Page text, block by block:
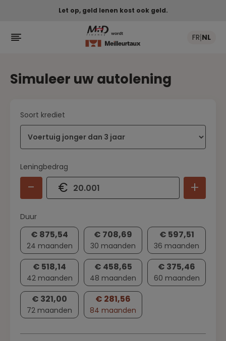
Let op, geld lenen kost ook geld.
 FR NL
Simuleer uw autolening
Soort krediet
Leningbedrag
- € +
Duur
€ 875,54
24 maanden
€ 708,69
30 maanden
€ 597,51
36 maanden
€ 518,14
42 maanden
€ 458,65
48 maanden
€ 375,46
60 maanden
€ 321,00
72 maanden
€ 281,56
84 maanden